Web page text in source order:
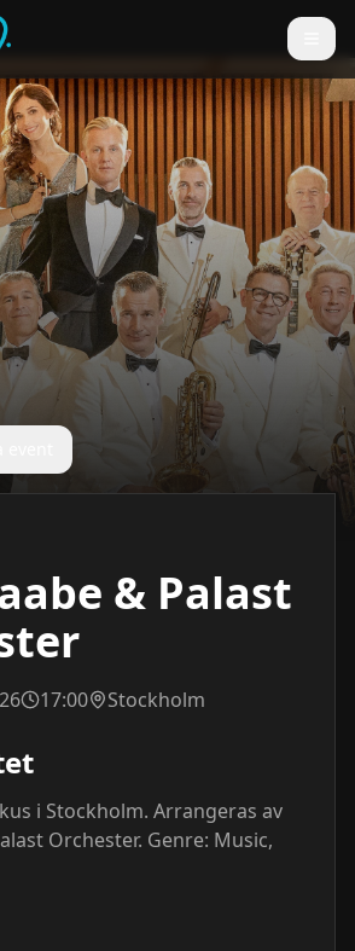
& Palast
17:00 Stockholm
i Stockholm. Arrangeras av
Orchester. Genre: Music,